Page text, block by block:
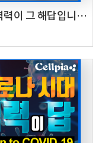
이 그 해답입니다
is the answer.